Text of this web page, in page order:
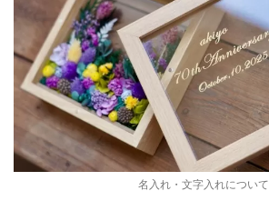
名入れ・文字入れについて